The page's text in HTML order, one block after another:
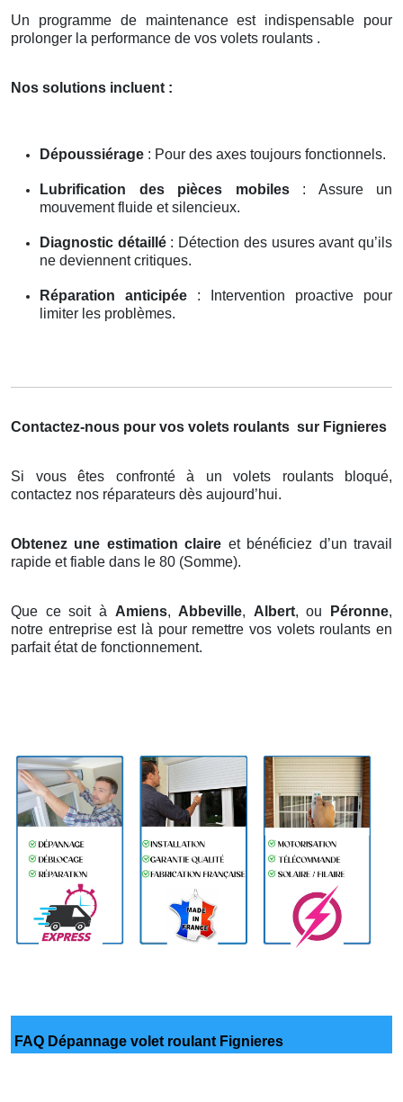
Un programme de maintenance est indispensable pour
prolonger la performance de vos volets roulants .
Nos solutions incluent :
Dépoussiérage : Pour des axes toujours fonctionnels.
Lubrification des pièces mobiles: Assure un
mouvement fluide et silencieux.
Diagnostic détaillé: Détection des usures avant qu’ils
ne deviennent critiques.
Réparation anticipée : Intervention proactive pour
limiter les problèmes.
Contactez-nous pour vos volets roulants sur Fignieres
Si vous êtes confronté à un volets roulants bloqué,
contactez nos réparateurs dès aujourd’hui.
Obtenez une estimation claire et bénéficiez d’un travail
rapide et fiable dans le 80 (Somme).
Que ce soit à Amiens, Abbeville, Albert, ou Péronne,
notre entreprise est là pour remettre vos volets roulants en
parfait état de fonctionnement.
FAQ Dépannage volet roulant Fignieres